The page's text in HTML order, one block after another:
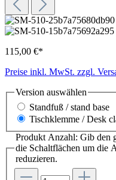
115,00 €*
Preise inkl. MwSt. zzgl.
Version auswählen
Standfuß / stand base
Tischklemme / Desk
Produkt Anzahl: Gib den
die Schaltflächen um die
reduzieren.